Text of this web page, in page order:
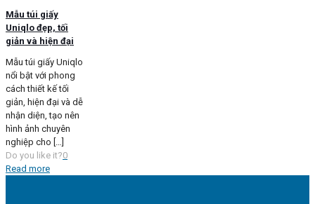
Mẫu túi giấy
Uniqlo đẹp, tối
giản và hiện đại
Mẫu túi giấy Uniqlo
nổi bật với phong
cách thiết kế tối
giản, hiện đại và dễ
nhận diện, tạo nên
hình ảnh chuyên
nghiệp cho
Do you like it?0
Read more